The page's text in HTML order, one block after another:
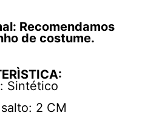
Recomendamos
de costume.
Sintético
2 CM